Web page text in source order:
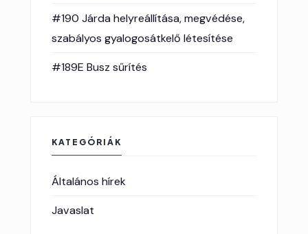
#190 Járda helyreállítása, megvédése,
szabályos gyalogosátkelő létesítése
#189E Busz sűrítés
KATEGÓRIÁK
Általános hírek
Javaslat